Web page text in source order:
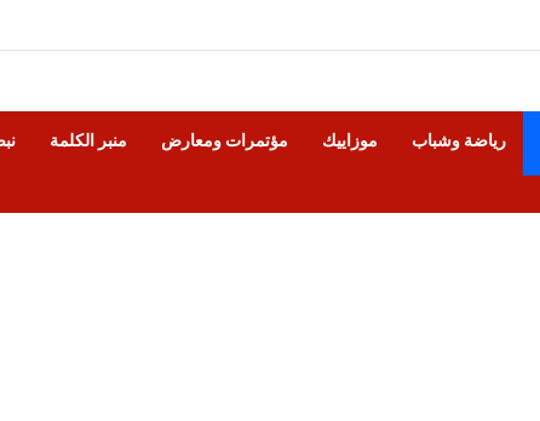
رياضة وشباب موزاييك مؤتمرات ومعارض منبر الكلمة